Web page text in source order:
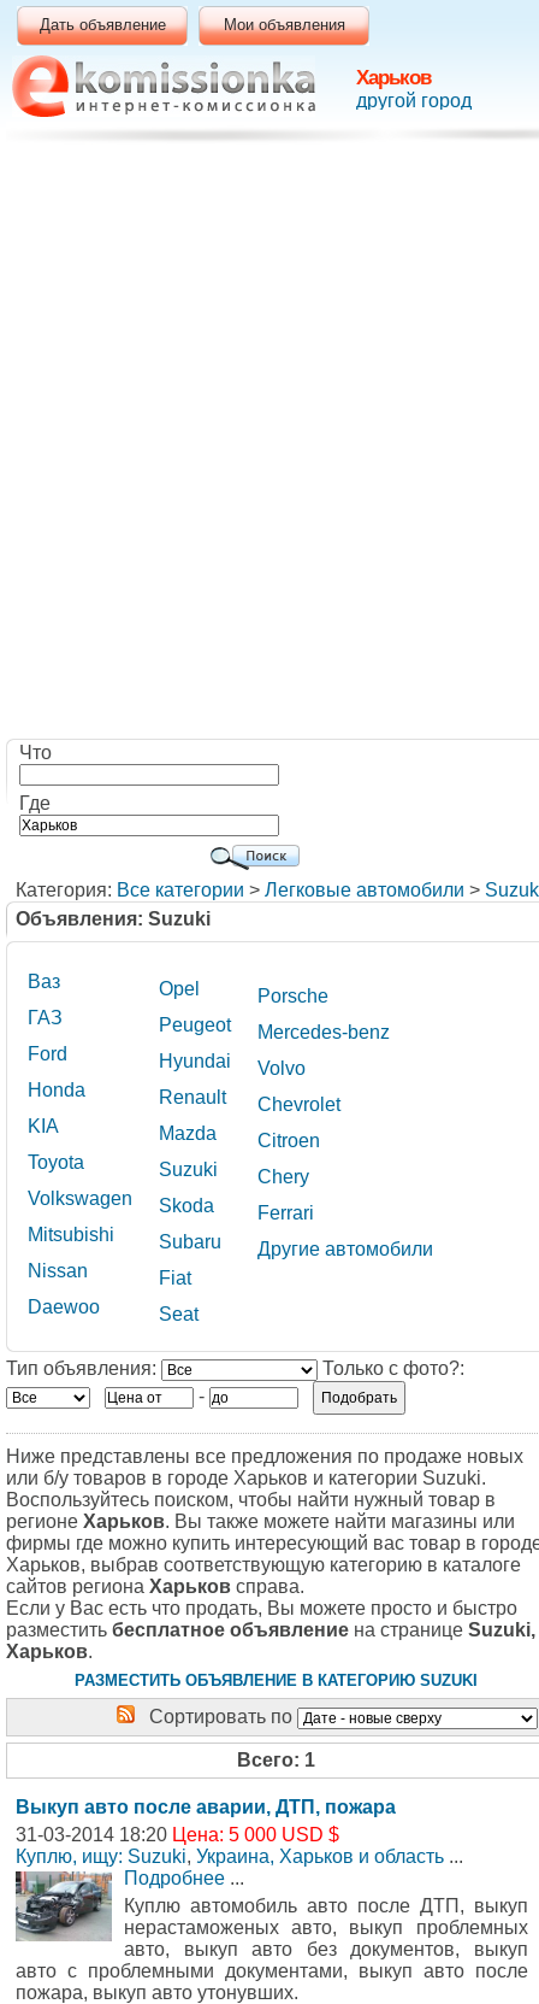
Харьков
другой город
Дать объявление Мои объявления
Что
Где
Категория: Все категории > Легковые автомобили >
Объявления: Suzuki
Ваз
ГАЗ
Ford
Honda
KIA
Toyota
Volkswagen
Mitsubishi
Nissan
Daewoo
Opel
Peugeot
Hyundai
Renault
Mazda
Suzuki
Skoda
Subaru
Fiat
Seat
Porsche
Mercedes-benz
Volvo
Chevrolet
Citroen
Сhery
Ferrari
Другие автомобили
Тип объявления:
Только с фото?:
-
Ниже представлены все предложения по продаже новых
или б/у товаров в городе Харьков и категории Suzuki.
Воспользуйтесь поиском, чтобы найти нужный товар в
регионе Харьков. Вы также можете найти магазины или
фирмы где можно купить интересующий вас товар в
Харьков, выбрав соответствующую категорию в каталоге
сайтов региона Харьков справа.
Если у Вас есть что продать, Вы можете просто и быстро
разместить бесплатное объявление на странице Suzuki,
Харьков.
РАЗМЕСТИТЬ ОБЪЯВЛЕНИЕ В КАТЕГОРИЮ SUZUKI
Сортировать по
Всего: 1
Выкуп авто после аварии, ДТП, пожара
31-03-2014 18:20 Цена: 5 000 USD $
Куплю, ищу: Suzuki, Украина, Харьков и область ...
Подробнее ...
Куплю автомобиль авто после ДТП, выкуп
нерастаможеных авто, выкуп проблемных
авто, выкуп авто без документов, выкуп
авто с проблемными документами, выкуп авто после
пожара, выкуп авто утонувших.